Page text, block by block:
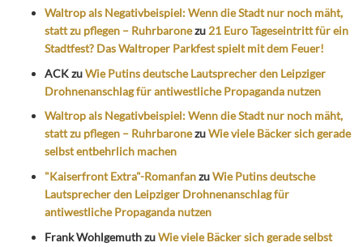
Waltrop als Negativbeispiel: Wenn die Stadt nur noch mäht,
statt zu pflegen – Ruhrbaronezu 21 Euro Tageseintritt für ein
Stadtfest? Das Waltroper Parkfest spielt mit dem Feuer!
ACKzuWie Putins deutsche Lautsprecher den Leipziger
Drohnenanschlag für antiwestliche Propaganda nutzen
Waltrop als Negativbeispiel: Wenn die Stadt nur noch mäht,
statt zu pflegen – RuhrbaronezuWie viele Bäcker sich gerade
selbst entbehrlich machen
"Kaiserfront Extra"-RomanfanzuWie Putins deutsche
Lautsprecher den Leipziger Drohnenanschlag für
antiwestliche Propaganda nutzen
Frank WohlgemuthzuWie viele Bäcker sich gerade selbst